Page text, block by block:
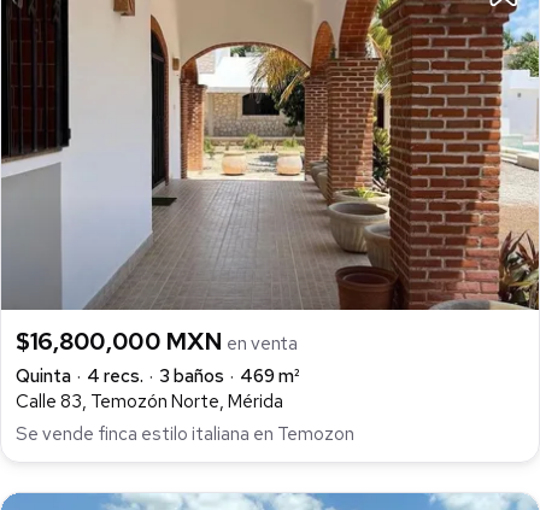
$16,800,000 MXN en venta
Quinta
4 recs. 3 baños
469 m²
Calle 83, Temozón Norte, Mérida
Se vende finca estilo italiana en Temozon